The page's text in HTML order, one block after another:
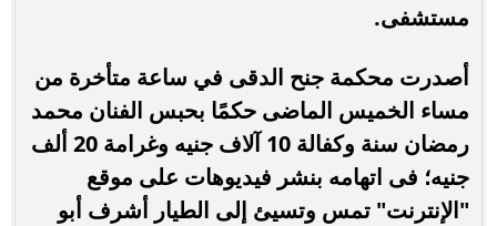
مستشفى.
أصدرت محكمة جنح الدقى في ساعة متأخرة من
مساء الخميس الماضى حكمًا بحبس الفنان محمد
رمضان سنة وكفالة 10 آلاف جنيه وغرامة 20 ألف
جنيه؛ فى اتهامه بنشر فيديوهات على موقع
"الإنترنت" تمس وتسيئ إلى الطيار أشرف أبو